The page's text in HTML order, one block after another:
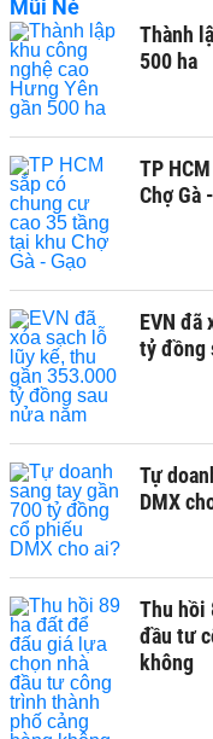
Thành
500 ha
TP
Chợ Gà
EVN đã
tỷ đồng
Tự
DMX
Thu hồi
đầu tư
không